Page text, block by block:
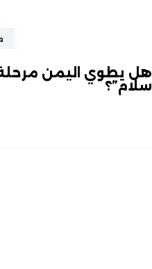
هل يطوي اليمن مرحلة
سلام”؟